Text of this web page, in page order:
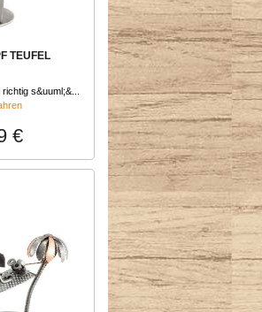
TEUFEL
s&uuml;&...
€